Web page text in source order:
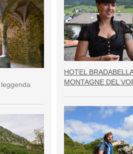
HOTEL
MONTAGNE DEL